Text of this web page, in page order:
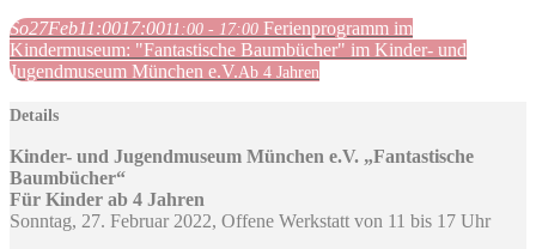
So27Feb11:0017:0011:00 - 17:00 Ferienprogramm im
Kindermuseum: "Fantastische Baumbücher" im Kinder- und
Jugendmuseum München e.V.Ab 4 Jahren
Details
Kinder- und Jugendmuseum München e.V. „Fantastische
Baumbücher“
Für Kinder ab 4 Jahren
Sonntag, 27. Februar 2022, Offene Werkstatt von 11 bis 17 Uhr